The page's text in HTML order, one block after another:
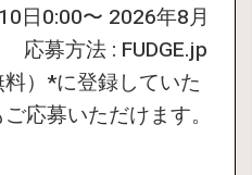
日0:00〜 2026年8月
応募方法 : FUDGE.jp
）*に登録していた
応募いただけます。